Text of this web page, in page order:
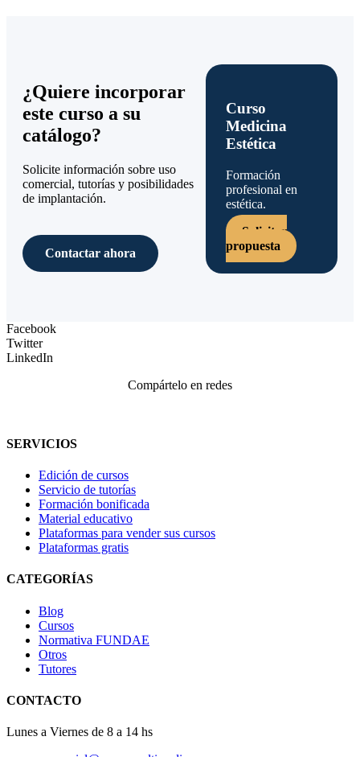
¿Quiere incorporar
este curso a su
catálogo?
Solicite información sobre uso
comercial, tutorías y posibilidades
de implantación.
Contactar ahora
Curso
Medicina
Estética
Formación
profesional en
estética.
Solicitar
propuesta
Facebook
Twitter
LinkedIn
Compártelo en redes
SERVICIOS
Edición de cursos
Servicio de tutorías
Formación bonificada
Material educativo
Plataformas para vender sus cursos
Plataformas gratis
CATEGORÍAS
Blog
Cursos
Normativa FUNDAE
Otros
Tutores
CONTACTO
Lunes a Viernes de 8 a 14 hs